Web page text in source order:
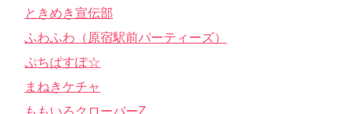
ときめき宣伝部
ふわふわ（原宿駅前パーティーズ）
ぷちぱすぽ☆
まねきケチャ